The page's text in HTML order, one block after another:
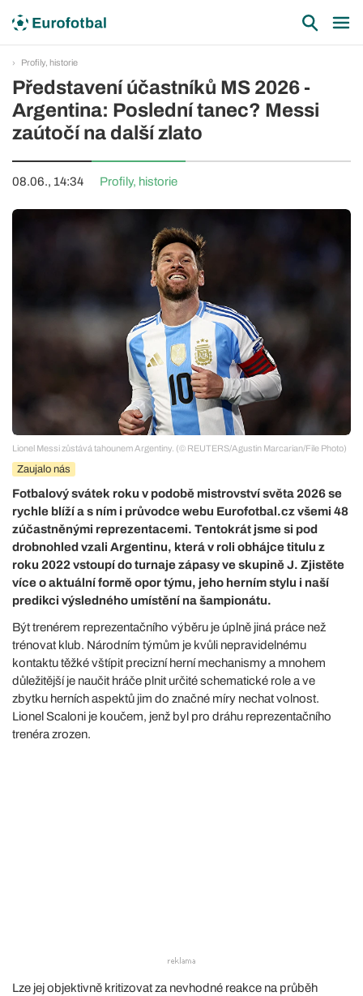
Profily, historie
Představení účastníků MS 2026 -
Argentina: Poslední tanec? Messi
zaútočí na další zlato
08.06., 14:34 Profily, historie
Lionel Messi zůstává tahounem Argentiny. (© REUTERS/Agustin Marcarian/File Photo)
Zaujalo nás
Fotbalový svátek roku v podobě mistrovství světa 2026 se
rychle blíží a s ním i průvodce webu Eurofotbal.cz všemi 48
zúčastněnými reprezentacemi. Tentokrát jsme si pod
drobnohled vzali Argentinu, která v roli obhájce titulu z
roku 2022 vstoupí do turnaje zápasy ve skupině J. Zjistěte
více o aktuální formě opor týmu, jeho herním stylu i naší
predikci výsledného umístění na šampionátu.
Být trenérem reprezentačního výběru je úplně jiná práce než
trénovat klub. Národním týmům je kvůli nepravidelnému
kontaktu těžké vštípit precizní herní mechanismy a mnohem
důležitější je naučit hráče plnit určité schematické role a ve
zbytku herních aspektů jim do značné míry nechat volnost.
Lionel Scaloni je koučem, jenž byl pro dráhu reprezentačního
trenéra zrozen.
Lze jej objektivně kritizovat za nevhodné reakce na průběh